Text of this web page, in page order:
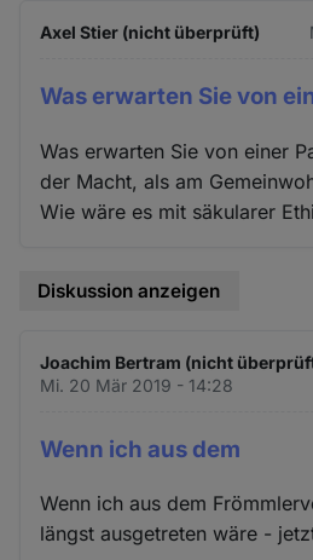
Axel Stier (nicht überprüft)
Was erwarten Sie von
Was erwarten Sie von einer
der Macht, als am
Wie wäre es mit säkularer
Diskussion anzeigen
Joachim Bertram (nicht
Mi. 20 Mär 2019 - 14:28
Wenn ich aus dem
Wenn ich aus dem
längst ausgetreten wäre -